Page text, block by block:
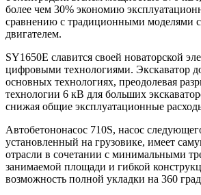
более чем 30% экономию
сравнению с традиционными моделями
двигателем.
SY1650E славится своей новаторской
цифровыми технологиями. Экскаватор
основных технологиях, преодолевая
технологии 6 кВ для больших
снижая общие эксплуатационные
Автобетононасос 710S, насос
установленный на грузовике, имеет
отрасли в сочетании с минимальными
занимаемой площади и гибкой
возможность полной укладки на 360